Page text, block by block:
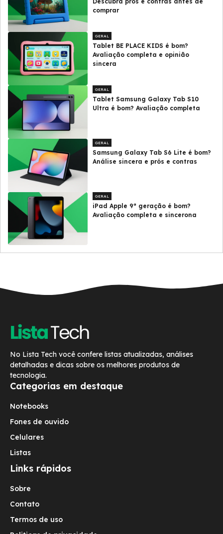
comprar
GERAL
Tablet BE PLACE KIDS é bom?
Avaliação completa e opinião
sincera
GERAL
Tablet Samsung Galaxy Tab S10
Ultra é bom? Avaliação completa
GERAL
Samsung Galaxy Tab S6 Lite é bom?
Análise sincera e prós e contras
GERAL
iPad Apple 9ª geração é bom?
Avaliação completa e sincerona
No Lista Tech você confere listas atualizadas, análises
detalhadas e dicas sobre os melhores produtos de
tecnologia.
Categorias em destaque
Notebooks
Fones de ouvido
Celulares
Listas
Links rápidos
Sobre
Contato
Termos de uso